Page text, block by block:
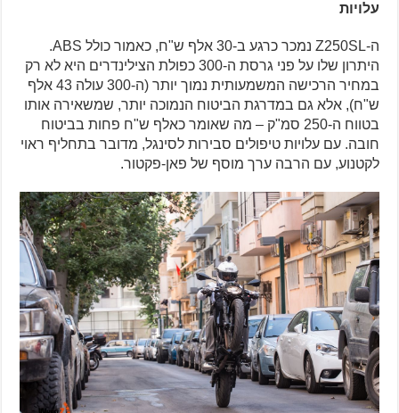
עלויות
ה-Z250SL נמכר כרגע ב-30 אלף ש"ח, כאמור כולל ABS.
היתרון שלו על פני גרסת ה-300 כפולת הצילינדרים היא לא רק
במחיר הרכישה המשמעותית נמוך יותר (ה-300 עולה 43 אלף
ש"ח), אלא גם במדרגת הביטוח הנמוכה יותר, שמשאירה אותו
בטווח ה-250 סמ"ק – מה שאומר כאלף ש"ח פחות בביטוח
חובה. עם עלויות טיפולים סבירות לסינגל, מדובר בתחליף ראוי
לקטנוע, עם הרבה ערך מוסף של פאן-פקטור.